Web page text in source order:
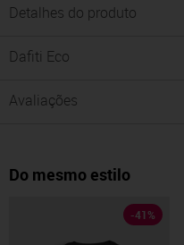
Detalhes do produto
Dafiti Eco
Avaliações
Do mesmo estilo
-41 %